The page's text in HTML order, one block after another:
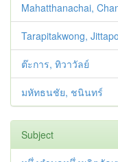
Mahatthanachai,
Tarapitakwong,
ต๊ะการ, ทิวาวัลย์
มหัทธนชัย, ชนินทร์
Subject